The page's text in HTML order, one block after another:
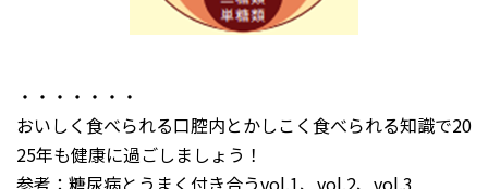
・・・・・・・
おいしく食べられる口腔内とかしこく食べられる知識で20
25年も健康に過ごしましょう！
参考：糖尿病とうまく付き合うvol.1、vol.2、vol.3